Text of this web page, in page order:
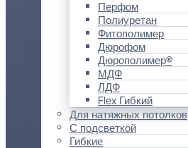
Перфом
Полиуретан
Фитополимер
Дюрофом
Дюрополимер®
МДФ
ЛДФ
Flex Гибкий
Для натяжных потолков
С подсветкой
Гибкие